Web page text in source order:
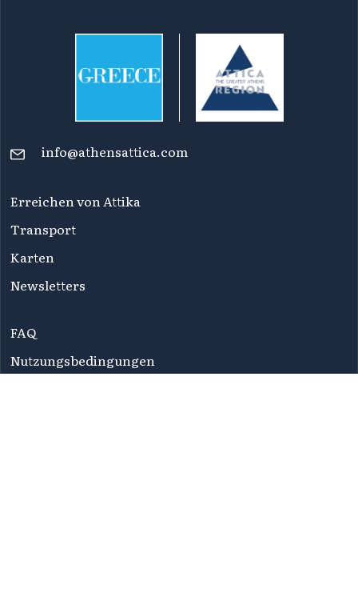
info@athensattica.com
Erreichen von Attika
Transport
Karten
Newsletters
FAQ
Nutzungsbedingungen